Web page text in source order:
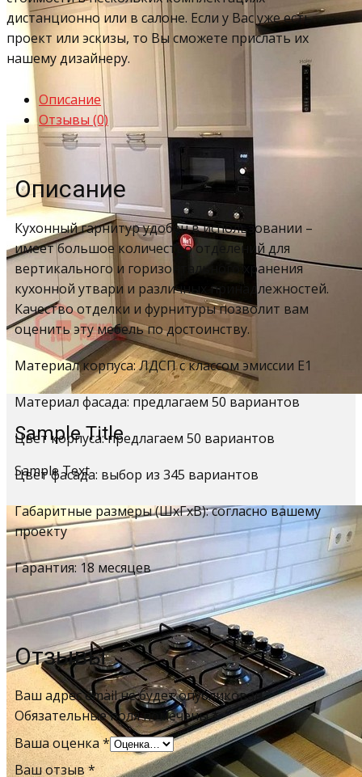
Sample Title
Sample Text
дистанционно или в салоне. Если у Вас уже есть
проект или эскизы, то Вы сможете прислать их
нашему дизайнеру.
Описание
Отзывы (0)
Описание
Кухонный гарнитур удобен в использовании –
имеет большое количество отделений для
вертикального и горизонтального хранения
кухонной утвари и различных принадлежностей.
Качество отделки и фурнитуры позволит вам
оценить эту мебель по достоинству.
Материал корпуса: ЛДСП с классом эмиссии Е1
Материал фасада: предлагаем 50 вариантов
Цвет корпуса: предлагаем 50 вариантов
Цвет фасада: выбор из 345 вариантов
Габаритные размеры (ШхГхВ): согласно вашему
проекту
Гарантия: 18 месяцев
Отзывы
Ваш адрес email не будет опубликован.
Обязательные поля помечены*
Ваша оценка*
Ваш отзыв*